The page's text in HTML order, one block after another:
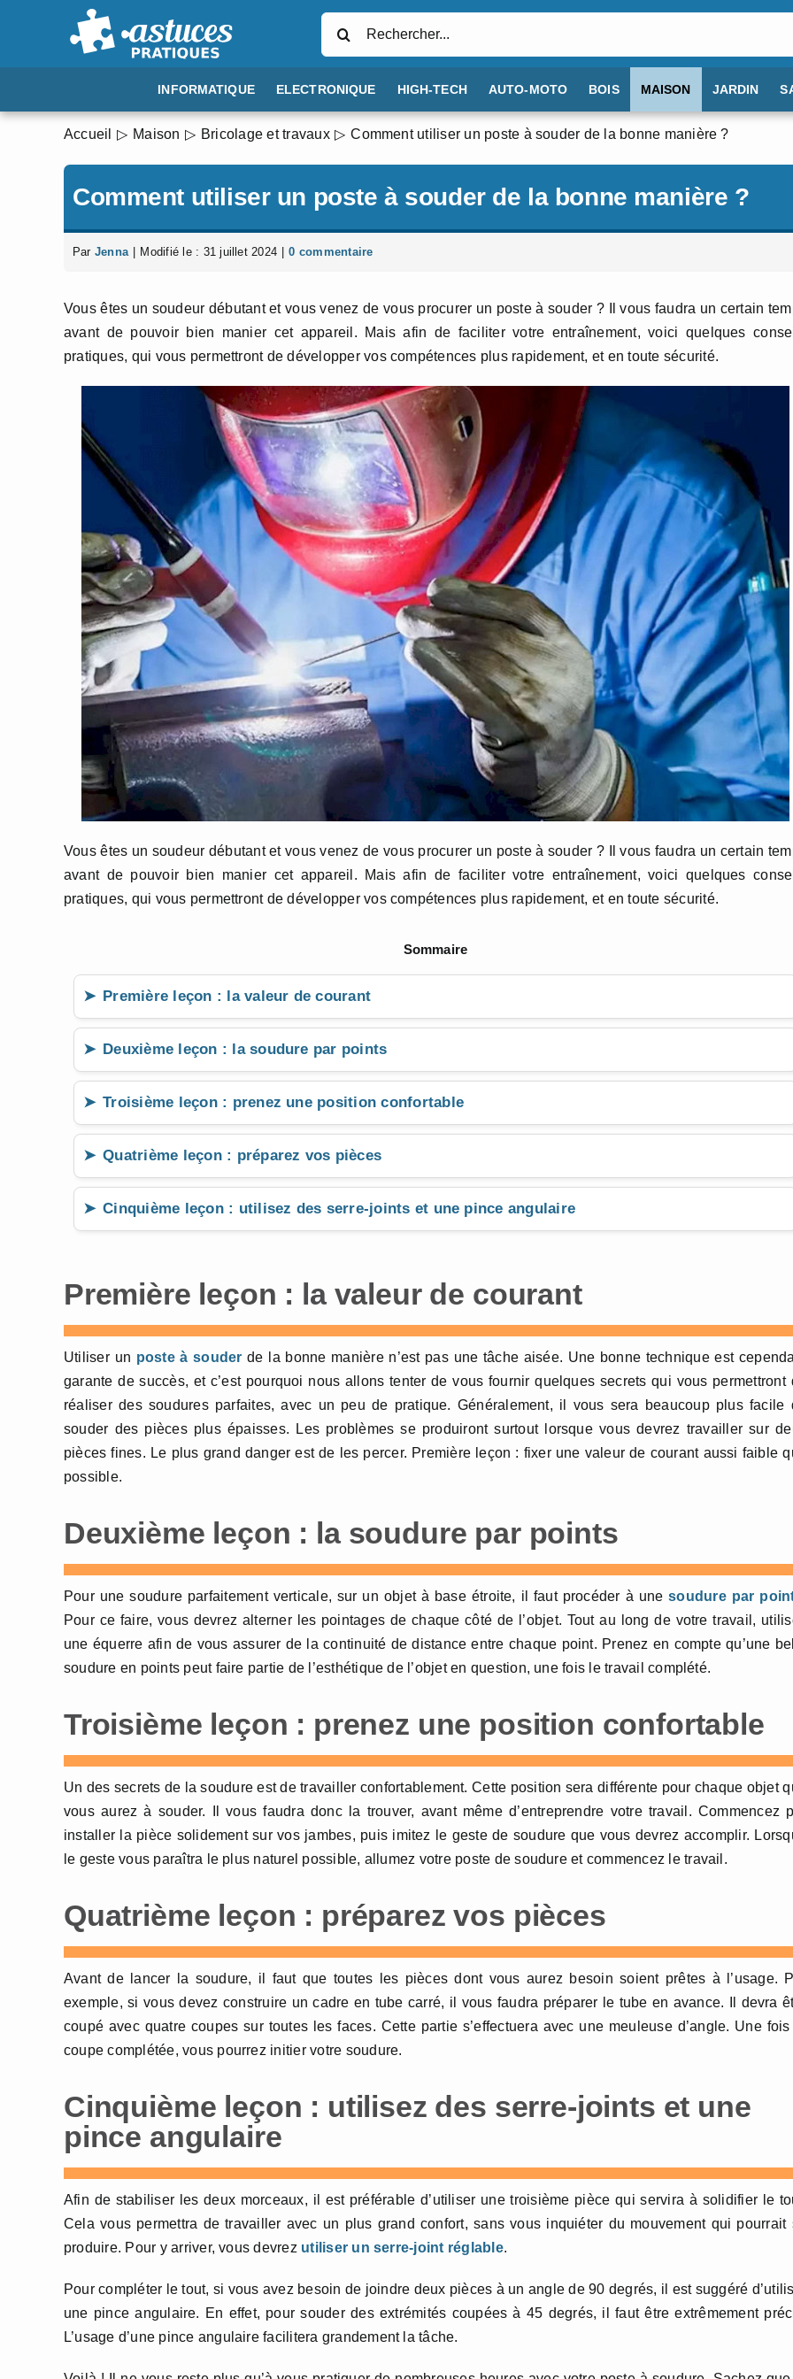
INFORMATIQUE ELECTRONIQUE HIGH-TECH AUTO-MOTO BOIS MAISON JARDIN
Accueil Maison Bricolage et travaux Comment utiliser un poste à souder de la bonne manière ?
Comment utiliser un poste à souder de la bonne manière ?
Par Jenna Modifié le : 31 juillet 2024 0 commentaire
Vous êtes un soudeur débutant et vous venez de vous procurer un poste à souder ? Il vous faudra un certain
avant de pouvoir bien manier cet appareil. Mais afin de faciliter votre entraînement, voici quelques
pratiques, qui vous permettront de développer vos compétences plus rapidement, et en toute sécurité.
Vous êtes un soudeur débutant et vous venez de vous procurer un poste à souder ? Il vous faudra un certain
avant de pouvoir bien manier cet appareil. Mais afin de faciliter votre entraînement, voici quelques
pratiques, qui vous permettront de développer vos compétences plus rapidement, et en toute sécurité.
Sommaire
Première leçon : la valeur de courant
Deuxième leçon : la soudure par points
Troisième leçon : prenez une position confortable
Quatrième leçon : préparez vos pièces
Cinquième leçon : utilisez des serre-joints et une pince angulaire
Première leçon : la valeur de courant
Utiliser un poste à souder de la bonne manière n’est pas une tâche aisée. Une bonne technique est
garante de succès, et c’est pourquoi nous allons tenter de vous fournir quelques secrets qui vous permettront
réaliser des soudures parfaites, avec un peu de pratique. Généralement, il vous sera beaucoup plus facile
souder des pièces plus épaisses. Les problèmes se produiront surtout lorsque vous devrez travailler sur
pièces fines. Le plus grand danger est de les percer. Première leçon : fixer une valeur de courant aussi faible
possible.
Deuxième leçon : la soudure par points
Pour une soudure parfaitement verticale, sur un objet à base étroite, il faut procéder à unesoudure par
Pour ce faire, vous devrez alterner les pointages de chaque côté de l’objet. Tout au long de votre travail,
une équerre afin de vous assurer de la continuité de distance entre chaque point. Prenez en compte qu’une
soudure en points peut faire partie de l’esthétique de l’objet en question, une fois le travail complété.
Troisième leçon : prenez une position confortable
Un des secrets de la soudure est de travailler confortablement. Cette position sera différente pour chaque objet
vous aurez à souder. Il vous faudra donc la trouver, avant même d’entreprendre votre travail. Commencez
installer la pièce solidement sur vos jambes, puis imitez le geste de soudure que vous devrez accomplir.
le geste vous paraîtra le plus naturel possible, allumez votre poste de soudure et commencez le travail.
Quatrième leçon : préparez vos pièces
Avant de lancer la soudure, il faut que toutes les pièces dont vous aurez besoin soient prêtes à l’usage.
exemple, si vous devez construire un cadre en tube carré, il vous faudra préparer le tube en avance. Il devra
coupé avec quatre coupes sur toutes les faces. Cette partie s’effectuera avec une meuleuse d’angle. Une
coupe complétée, vous pourrez initier votre soudure.
Cinquième leçon : utilisez des serre-joints et une
pince angulaire
Afin de stabiliser les deux morceaux, il est préférable d’utiliser une troisième pièce qui servira à solidifier le
Cela vous permettra de travailler avec un plus grand confort, sans vous inquiéter du mouvement qui pourrait
produire. Pour y arriver, vous devrez utiliser un serre-joint réglable.
Pour compléter le tout, si vous avez besoin de joindre deux pièces à un angle de 90 degrés, il est suggéré
une pince angulaire. En effet, pour souder des extrémités coupées à 45 degrés, il faut être extrêmement
L’usage d’une pince angulaire facilitera grandement la tâche.